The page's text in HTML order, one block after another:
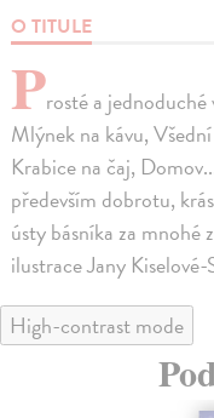
O TITULE
Prosté a
Mlýnek na kávu,
Krabice na čaj,
především dobrotu,
ústy básníka za mnohé
ilustrace Jany Kiselové-
High-contrast mode